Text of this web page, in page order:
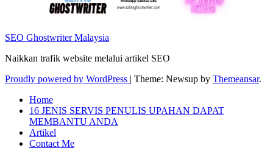
SEO Ghostwriter Malaysia
Naikkan trafik website melalui artikel SEO
Proudly powered by WordPress | Theme: Newsup by Themeansar.
Home
16 JENIS SERVIS PENULIS UPAHAN DAPAT
MEMBANTU ANDA
Artikel
Contact Me